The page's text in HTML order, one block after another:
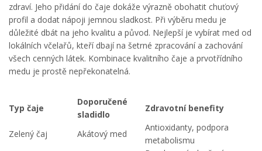
zdraví. Jeho přidání do čaje dokáže výrazně obohatit chuťový
profil a dodat nápoji jemnou sladkost. Při výběru medu je
důležité dbát na jeho kvalitu a původ. Nejlepší je vybírat med od
lokálních včelařů, kteří dbají na šetrné zpracování a zachování
všech cenných látek. Kombinace kvalitního čaje a prvotřídního
medu je prostě nepřekonatelná.
Typ čaje
Doporučené
sladidlo
Zdravotní benefity
Zelený čaj Akátový med
Antioxidanty, podpora
metabolismu